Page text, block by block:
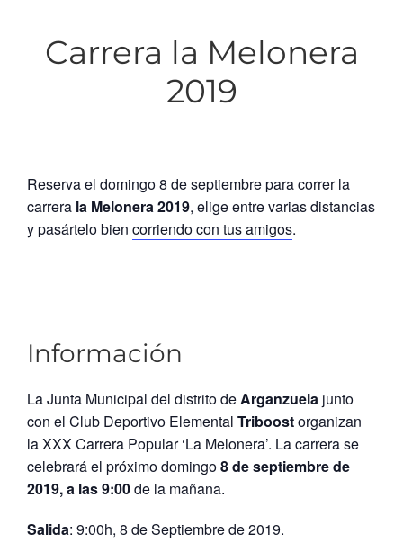
Carrera la Melonera
2019
Reserva el domingo 8 de septiembre para correr la
carrera la Melonera 2019, elige entre varias distancias
y pasártelo bien corriendo con tus amigos.
Información
La Junta Municipal del distrito deArganzuela junto
con el Club Deportivo Elemental Triboostorganizan
la XXX Carrera Popular ‘La Melonera’. La carrera se
celebrará el próximo domingo8 de septiembre de
2019, a las 9:00de la mañana.
Salida: 9:00h, 8 de Septiembre de 2019.